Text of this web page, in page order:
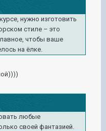
нужно изготовить
стиле – это
чтобы ваше
на ёлке.
любые
своей фантазией.